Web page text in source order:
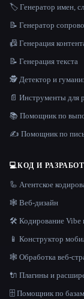
🏷️ Генератор имен,
📝 Генератор
📠 Генерация
📝 Генерация текста
🕵️ Детектор и
📄 Инструменты для
📚 Помощник по
✍️ Помощник по
💻КОД И
🦾 Агентское
🕸 Веб-дизайн
🛠️ Кодирование Vibe
📱 Конструктор
🕸️ Обработка веб-
🔌 Плагины и
🗄️ Помощник по